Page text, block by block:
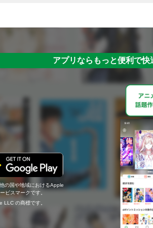
アプリならもっと便利で快
の国や地域におけるApple
ビスマークです。
の商標です。